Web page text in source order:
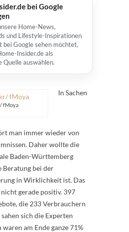
bei Google
Home-News,
und Lifestyle-Inspirationen
Google sehen möchtet,
Insider.de als
Quelle auswählen.
fMoya
In Sachen
man immer wieder von
Daher wollte die
Baden-Württemberg
Beratung bei der
in Wirklichkeit ist. Das
gerade positiv. 397
die 233 Verbrauchern
sich die Experten
am Ende ganze 71%